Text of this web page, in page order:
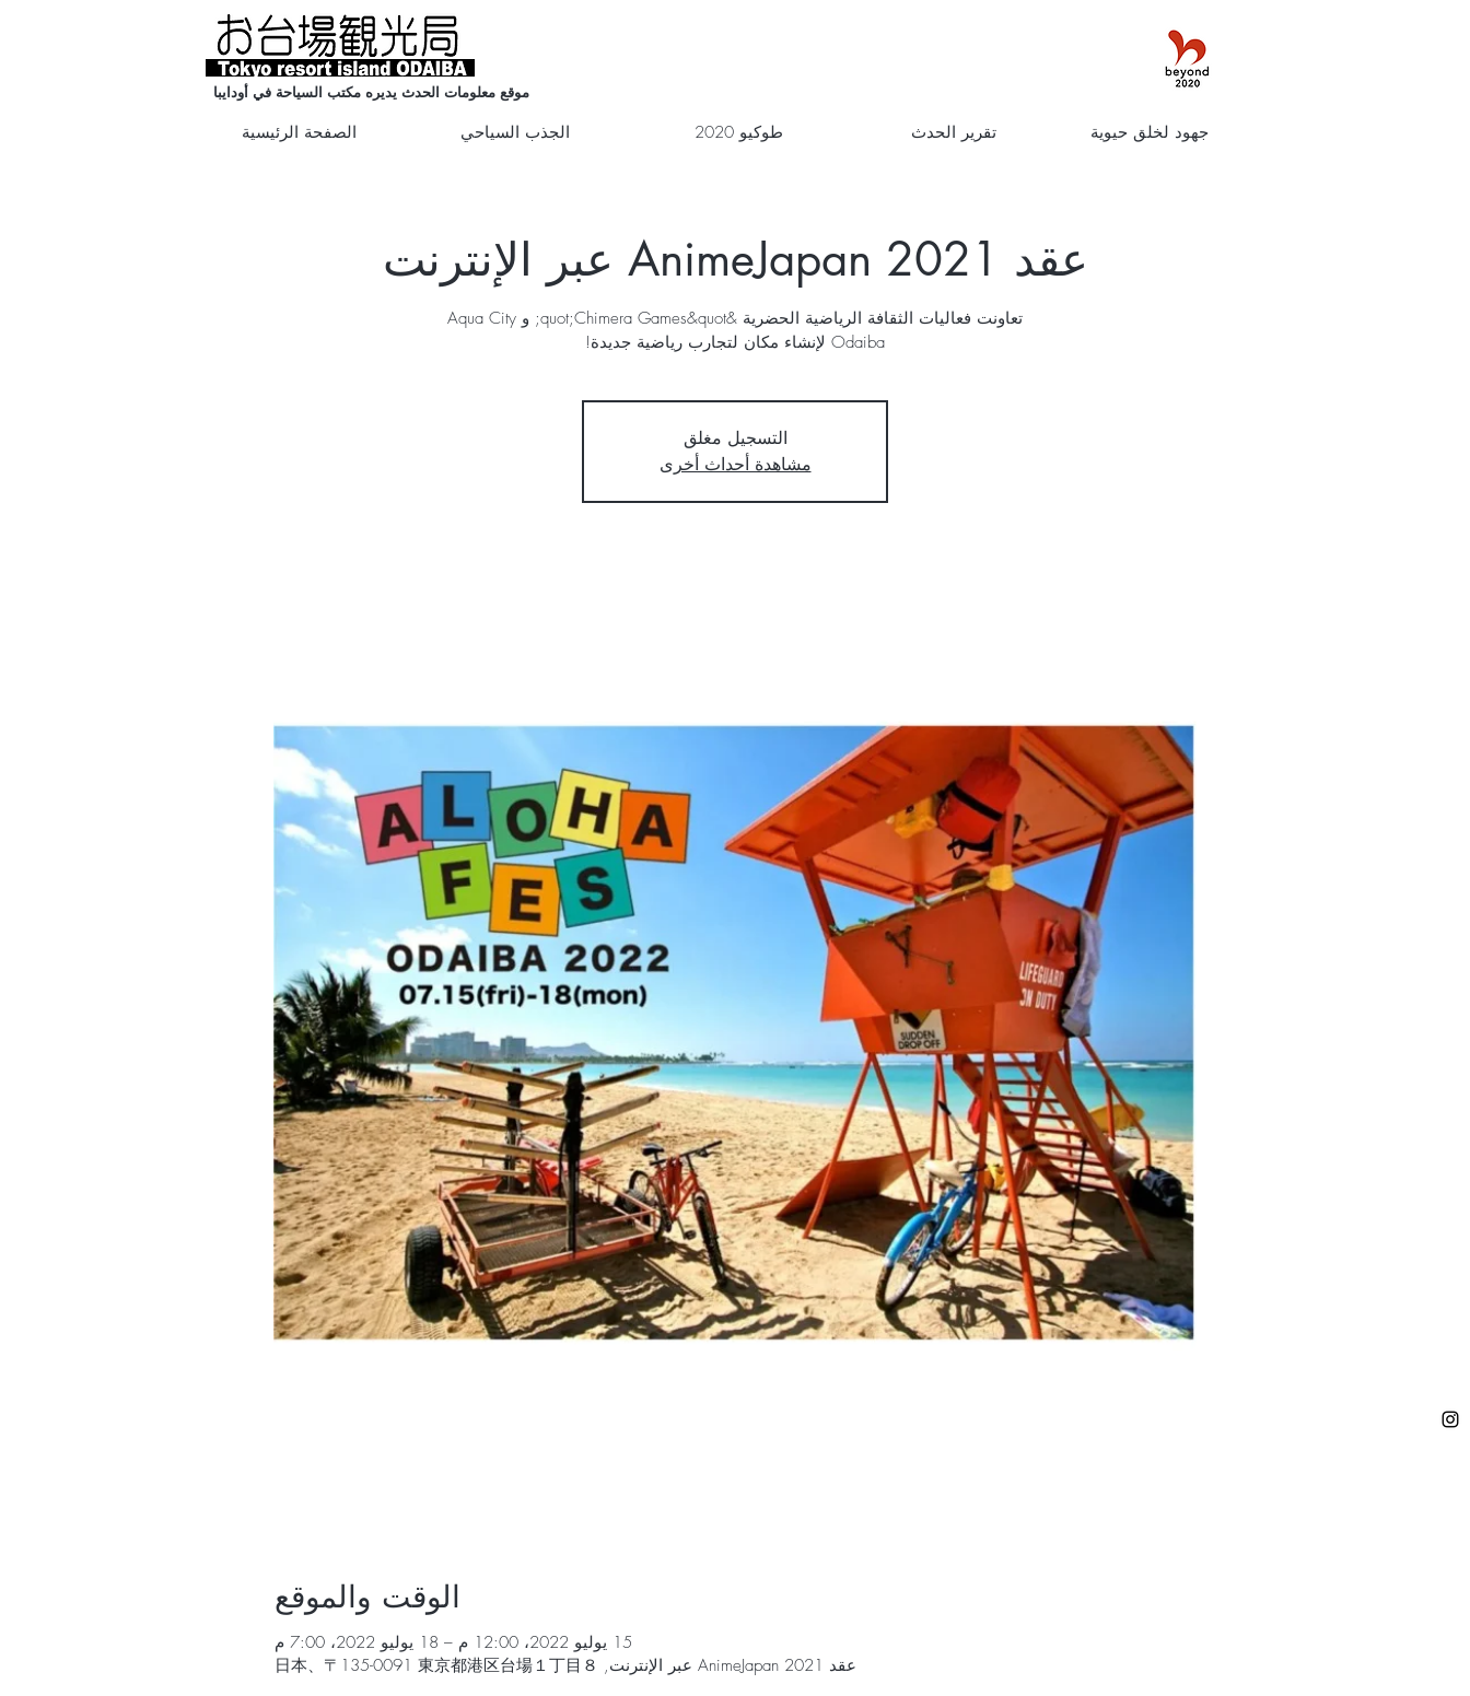
موقع معلومات الحدث يديره مكتب السياحة في أودايبا
الصفحة الرئيسية الجذب السياحي طوكيو 2020 تقرير الحدث جهود لخلق حيوية
عقد AnimeJapan 2021 عبر الإنترنت
تعاونت فعاليات الثقافة الرياضية الحضرية &quot;Chimera Games&quot; و Aqua City
Odaiba لإنشاء مكان لتجارب رياضية جديدة!
التسجيل مغلق
مشاهدة أحداث أخرى
الوقت والموقع
15 يوليو 2022، 12:00 م – 18 يوليو 2022، 7:00 م
عقد AnimeJapan 2021 عبر الإنترنت, 日本、〒135-0091 東京都港区台場１丁目８